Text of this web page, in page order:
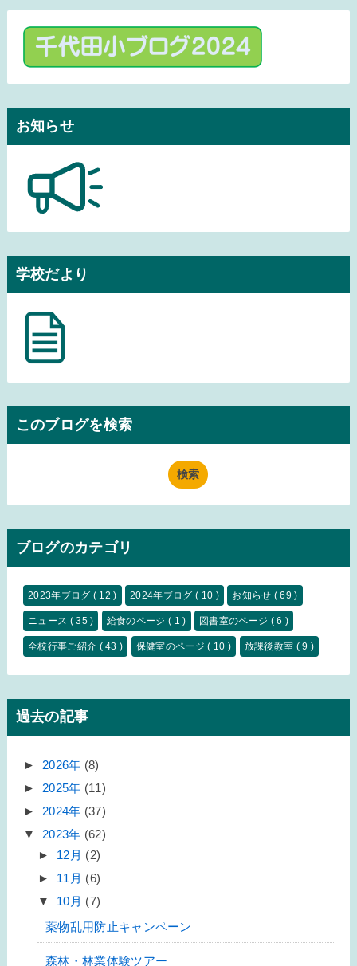
お知らせ
学校だより
このブログを検索
ブログのカテゴリ
2023年ブログ ( 12 ) 2024年ブログ ( 10 ) お知らせ ( 69 )
ニュース ( 35 ) 給食のページ( 1 ) 図書室のページ ( 6 )
全校行事ご紹介 ( 43 ) 保健室のページ( 10 ) 放課後教室 ( 9 )
過去の記事
► 2026年 (8)
► 2025年 (11)
► 2024年 (37)
▼ 2023年 (62)
► 12月 (2)
► 11月 (6)
▼ 10月 (7)
薬物乱用防止キャンペーン
森林・林業体験ツアー